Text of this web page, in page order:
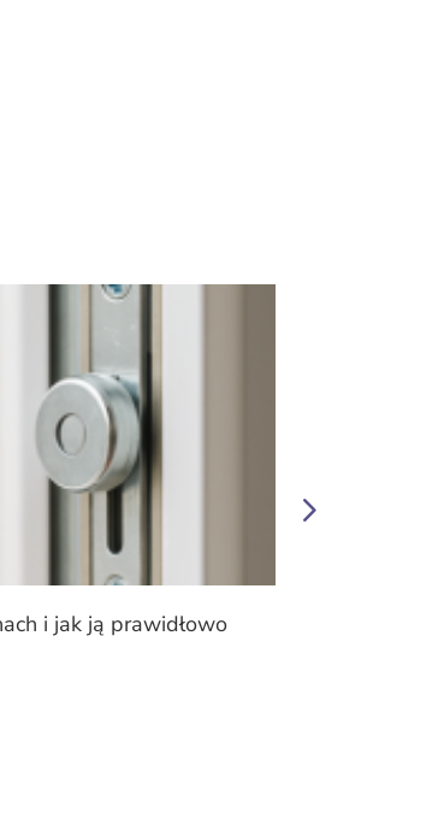
i jak ją prawidłowo